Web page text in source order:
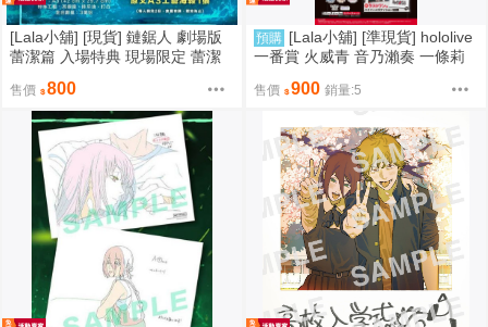
[Lala小舖] [現貨] 鏈鋸人 劇場版
蕾潔篇 入場特典 現場限定 蕾潔
售價 800
預購 [Lala小舖] [準現貨] hololive
一番賞 火威青 音乃瀨奏 一條莉
板 A3畫板 豆豆眼 黏土人 徽章 立
OSS 拉電 社長 小雞 番長
售價 900 銷量:5